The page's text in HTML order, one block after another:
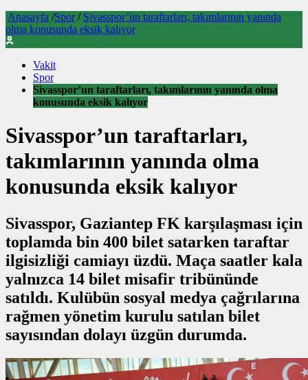
Anasayfa /Spor / Sivasspor’un taraftarları, takımlarının yanında
olma konusunda eksik kalıyor
Vakit
Spor
Sivasspor’un taraftarları, takımlarının yanında olma
konusunda eksik kalıyor
Sivasspor’un taraftarları,
takımlarının yanında olma
konusunda eksik kalıyor
Sivasspor, Gaziantep FK karşılaşması için
toplamda bin 400 bilet satarken taraftar
ilgisizliği camiayı üzdü. Maça saatler kala
yalnızca 14 bilet misafir tribününde
satıldı. Kulübün sosyal medya çağrılarına
rağmen yönetim kurulu satılan bilet
sayısından dolayı üzgün durumda.